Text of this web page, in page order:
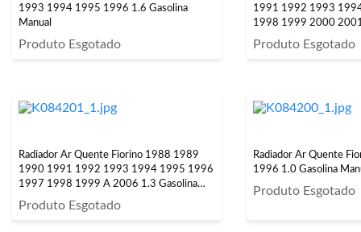
1993 1994 1995 1996 1.6 Gasolina
Manual
Produto Esgotado
1991 1992 1993
1998 1999 2000
Gasolina Manual
Produto Esgotado
Radiador Ar Quente Fiorino 1988 1989
1990 1991 1992 1993 1994 1995 1996
1997 1998 1999 A 2006 1.3 Gasolina
Manual
Produto Esgotado
Radiador Ar Quente
1996 1.0 Gasolina
Produto Esgotado